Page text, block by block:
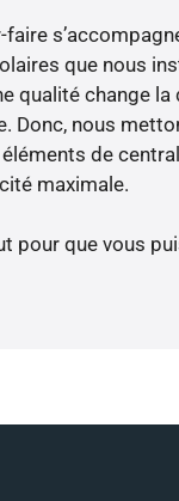
que nous
qualité change la
Donc, nous
de
maximale.
pour que vous